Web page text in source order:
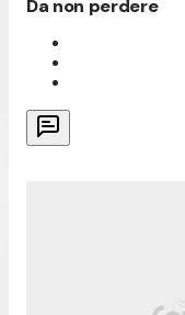
Da non perdere